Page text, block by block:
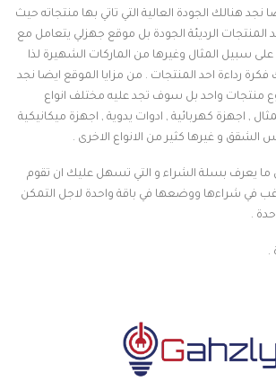
هنالك الجودة العالية التي تاتي بها منتجاته حيث
المنتجات الرديئة الجودة بل موقع جهزلي يتعامل مع
سبيل المثال وغيرها من الماركات الشهيرة لذا
رداءة احد المنتجات . من مزايا الموقع ايضا نجد
منتجات واحد بل سوف تجد عليه مختلف انواع
, اجهزة كهربائية , ادوات يدوية , اجهزة ميكانيكية
الشقق و غيرها كثير من الانواع الاخرى .
ما يعرف بسلة الشراء و التي تسهل عليك ان تقوم
في شراءها ووضعها في باقة واحدة لاجل التمكن
.
.